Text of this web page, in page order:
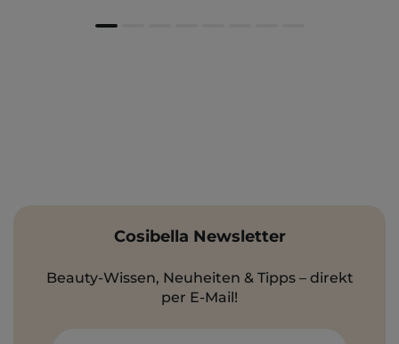
Cosibella Newsletter
Beauty-Wissen, Neuheiten & Tipps – direkt
per E-Mail!